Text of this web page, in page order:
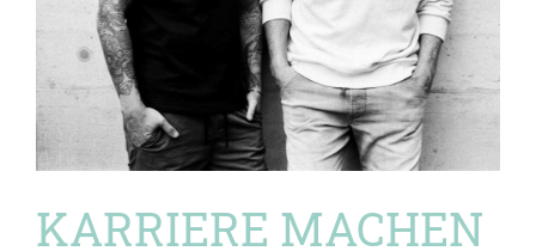
KARRIERE MACHEN